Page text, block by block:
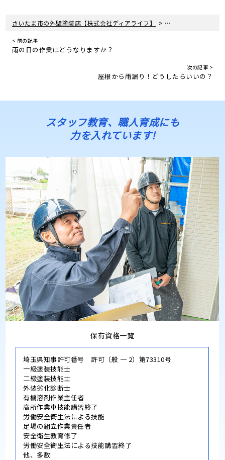
さいたま市の外壁塗装店【株式会社ディアライフ】 > よくあるご質問
< 前の記事
雨の日の作業はどうなりますか？
次の記事 >
屋根から雨漏り！どうしたらいいの？
スタッフ教育、職人育成にも
力を入れています!
保有資格一覧
埼玉県知事許可番号 許可（般 一 2）第73310号
一級塗装技能士
二級塗装技能士
外装劣化診断士
有機溶剤作業主任者
高所作業車技能講習終了
労働安全衛生法による技能
足場の組立作業責任者
安全衛生教育修了
労働安全衛生法による技能講習終了
他、多数